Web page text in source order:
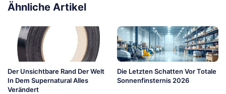
Ähnliche Artikel
Der Unsichtbare Rand Der Welt
In Dem Supernatural Alles
Verändert
Die Letzten Schatten Vor Totale
Sonnenfinsternis 2026